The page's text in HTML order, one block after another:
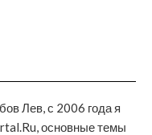
Лев, с 2006 года я
основные темы